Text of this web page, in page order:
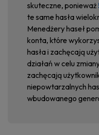
skuteczne, ponieważ
te same hasła
Menedżery haseł
konta, które
hasła i zachęcają
działań w celu
zachęcają
niepowtarzalnych
wbudowanego